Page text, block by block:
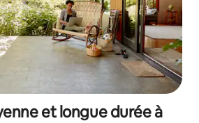
et longue durée à